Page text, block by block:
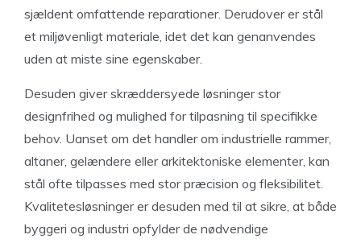
sjældent omfattende reparationer. Derudover er stål
et miljøvenligt materiale, idet det kan genanvendes
uden at miste sine egenskaber.
Desuden giver skræddersyede løsninger stor
designfrihed og mulighed for tilpasning til specifikke
behov. Uanset om det handler om industrielle rammer,
altaner, gelændere eller arkitektoniske elementer, kan
stål ofte tilpasses med stor præcision og fleksibilitet.
Kvalitetesløsninger er desuden med til at sikre, at både
byggeri og industri opfylder de nødvendige